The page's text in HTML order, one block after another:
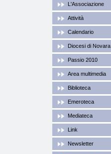
L'Associazione
Attività
Calendario
Diocesi di Novara
Passio 2010
Area multimedia
Biblioteca
Emeroteca
Mediateca
Link
Newsletter